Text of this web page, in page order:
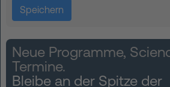
Neue Programme,
Termine.
Bleibe an der Spitze der